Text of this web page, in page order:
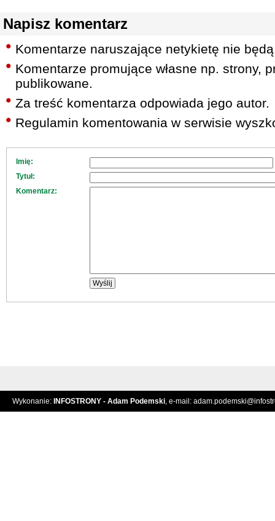
Napisz komentarz
Komentarze naruszające netykietę nie
Komentarze promujące własne np. strony,
publikowane.
Za treść komentarza odpowiada jego autor.
Regulamin komentowania w serwisie
Imię:
Tytuł:
Komentarz:
Wykonanie: INFOSTRONY - Adam Podemski, e-mail: